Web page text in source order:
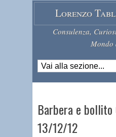
Lorenzo
Consulenza,
Mondo
Barbera e bollito
13/12/12